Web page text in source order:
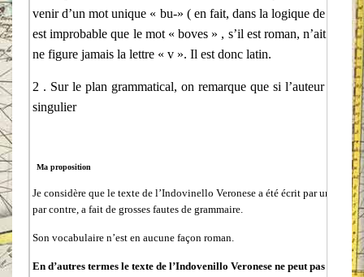
venir d’un mot unique « bu-» ( en fait, dans la logique de ma
est improbable que le mot « boves » , s’il est roman, n’ait pas
ne figure jamais la lettre « v ». Il est donc latin.
2 . Sur le plan grammatical, on remarque que si l’auteur a
singulier
Ma proposition
Je considère que le texte de l’Indovinello Veronese a été écrit par une
par contre, a fait de grosses fautes de grammaire.
Son vocabulaire n’est en aucune façon roman.
En d’autres termes le texte de l’Indovenillo Veronese ne peut pas être